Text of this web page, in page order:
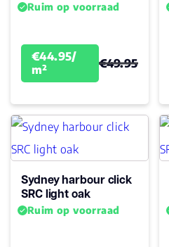
Ruim op voorraad
€44.95/
m²
€49.95
Sydney harbour click
SRC light oak
Ruim op voorraad